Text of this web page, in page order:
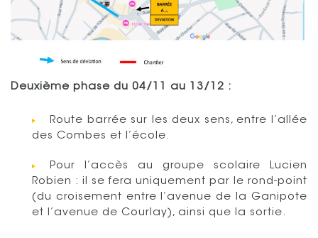
Deuxième phase du 04/11 au 13/12 :
Route barrée sur les deux sens, entre l’allée
des Combes et l’école.
Pour l’accès au groupe scolaire Lucien
Robien : il se fera uniquement par le rond-point
(du croisement entre l’avenue de la Ganipote
et l’avenue de Courlay), ainsi que la sortie.